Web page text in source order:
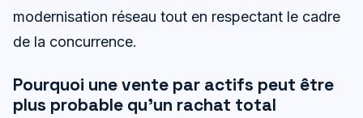
modernisation réseau tout en respectant le cadre
de la concurrence.
Pourquoi une vente par actifs peut être
plus probable qu’un rachat total